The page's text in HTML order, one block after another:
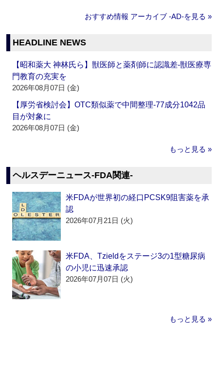
おすすめ情報 アーカイブ ‐AD‐を見る »
HEADLINE NEWS
【昭和薬大 神林氏ら】獣医師と薬剤師に認識差‐獣医療専
門教育の充実を
2026年08月07日 (金)
【厚労省検討会】OTC類似薬で中間整理‐77成分1042品
目が対象に
2026年08月07日 (金)
もっと見る »
ヘルスデーニュース‐FDA関連‐
米FDAが世界初の経口PCSK9阻害薬を承
認
2026年07月21日 (火)
米FDA、Tzieldをステージ3の1型糖尿病
の小児に迅速承認
2026年07月07日 (火)
もっと見る »